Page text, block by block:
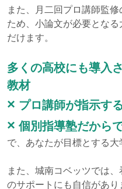
また、月二回プロ講師監修
ため、小論文が必要とな
だけます。
多くの高校にも導入
教材
× プロ講師が指示す
× 個別指導塾だから
で、あなたが目標とする大
また、 城南コベッツでは
のサポートにも自信があり